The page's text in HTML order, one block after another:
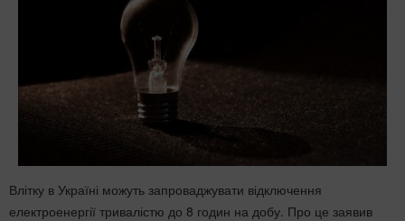
Влітку в Україні можуть запроваджувати відключення
електроенергії тривалістю до 8 годин на добу. Про це заявив